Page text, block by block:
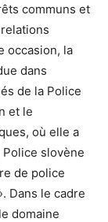
communs et
occasion, la
dans
de la Police
et le
où elle a
Police slovène
de police
Dans le cadre
domaine